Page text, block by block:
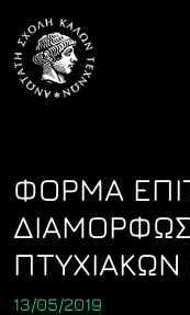
content
ΦΟΡΜΑ
13/05/2019